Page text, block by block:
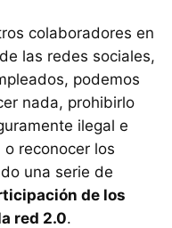
colaboradores en
las redes sociales,
podemos
nada, prohibirlo
ilegal e
reconocer los
una serie de
de los
red 2.0.